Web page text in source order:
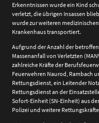
Erkenntnissen wurde ein Kind
verletzt, die übrigen Insassen
wurde zur weiteren
Krankenhaus transportiert.
Aufgrund der Anzahl der
Massenanfall von Verletzten
zahlreiche Kräfte der
Feuerwehren Naurod, Rambach
Rettungsdienst, ein Leitender
Rettungsdienst an der
Sofort-Einheit (SN-Einheit) aus
Polizei und weitere